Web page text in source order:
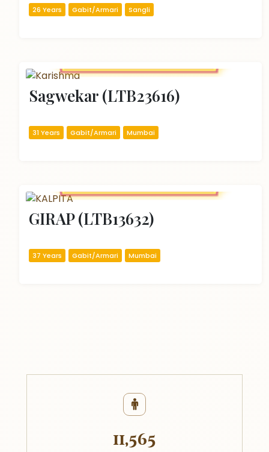
26 Years Gabit/Armari Sangli
Sagwekar (LTB23616)
31 Years Gabit/Armari Mumbai
GIRAP (LTB13632)
37 Years Gabit/Armari Mumbai
11,565